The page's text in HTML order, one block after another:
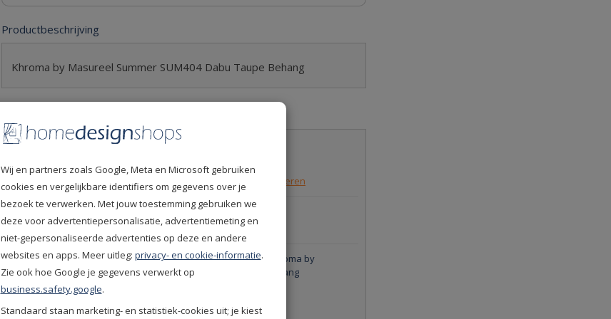
Productbeschrijving
Khroma by Masureel Summer SUM404 Dabu Taupe Behang
Levertijd
12-08-2026
Retourvoorwaarden
30 dagen gratis retourneren
Productcode
SUM404
5420019688894
Productgroep
Masureel Behang - Khroma by
Masureel Summer Behang
Kleur
Merken
Khroma by Masureel
Wij en partners zoals Google, Meta en Microsoft gebruiken
cookies en vergelijkbare identifiers om gegevens over je
bezoek te verwerken. Met jouw toestemming gebruiken we
deze voor advertentiepersonalisatie, advertentiemeting en
niet-gepersonaliseerde advertenties op deze en andere
websites en apps. Meer uitleg: privacy- en cookie-informatie.
Zie ook hoe Google je gegevens verwerkt op
business.safety.google.
Standaard staan marketing- en statistiek-cookies uit; je kiest